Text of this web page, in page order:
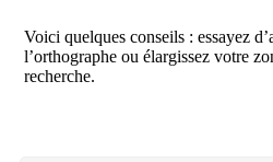
Voici quelques conseils : essayez
l’orthographe ou élargissez votre
recherche.